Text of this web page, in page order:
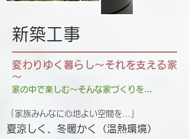
新築工事
変わりゆく暮らし～それを支える家
～
家の中で楽しむ～そんな家づくりを…
​「家族みんなに心地よい空間を…」
夏涼しく、冬暖かく（温熱環境）